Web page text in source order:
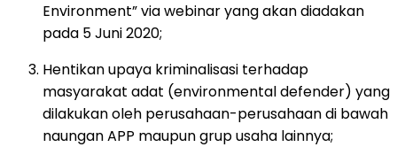
Environment” via webinar yang akan diadakan
pada 5 Juni 2020;
Hentikan upaya kriminalisasi terhadap
masyarakat adat (environmental defender) yang
dilakukan oleh perusahaan-perusahaan di bawah
naungan APP maupun grup usaha lainnya;